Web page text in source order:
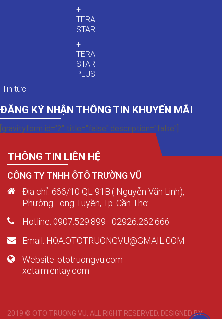
+
TERA
STAR
+
TERA
STAR
PLUS
Tin tức
ĐĂNG KÝ NHẬN THÔNG TIN KHUYẾN MÃI
[gravityform id="2" title="false" description="false"]
THÔNG TIN LIÊN HỆ
CÔNG TY TNHH ÔTÔ TRƯỜNG VŨ
Địa chỉ: 666/10 QL 91B ( Nguyễn Văn Linh),
Phường Long Tuyền, Tp. Cần Thơ
Hotline: 0907.529.899 - 02926.262.666
Email: HOA.OTOTRUONGVU@GMAIL.COM
Website: ototruongvu.com
xetaimientay.com
2019 © OTO TRUONG VU, ALL RIGHT RESERVED. DESIGNED BY